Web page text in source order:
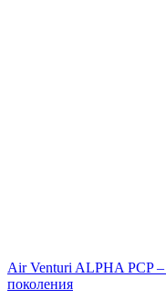
Air Venturi ALPHA PCP –
поколения